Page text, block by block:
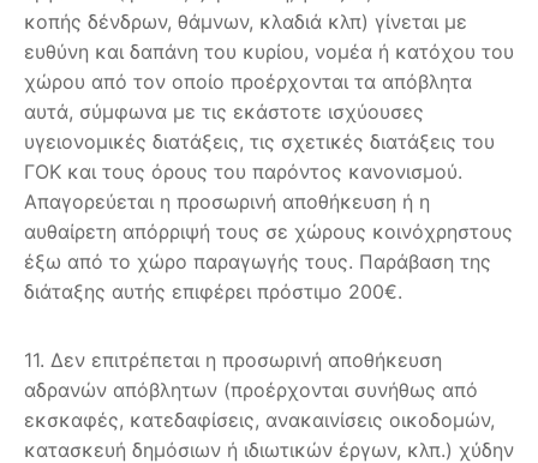
κοπής δένδρων, θάμνων, κλαδιά κλπ) γίνεται με
ευθύνη και δαπάνη του κυρίου, νομέα ή κατόχου του
χώρου από τον οποίο προέρχονται τα απόβλητα
αυτά, σύμφωνα με τις εκάστοτε ισχύουσες
υγειονομικές διατάξεις, τις σχετικές διατάξεις του
ΓΟΚ και τους όρους του παρόντος κανονισμού.
Απαγορεύεται η προσωρινή αποθήκευση ή η
αυθαίρετη απόρριψή τους σε χώρους κοινόχρηστους
έξω από το χώρο παραγωγής τους. Παράβαση της
διάταξης αυτής επιφέρει πρόστιμο 200€.
11. Δεν επιτρέπεται η προσωρινή αποθήκευση
αδρανών απόβλητων (προέρχονται συνήθως από
εκσκαφές, κατεδαφίσεις, ανακαινίσεις οικοδομών,
κατασκευή δημόσιων ή ιδιωτικών έργων, κλπ.) χύδην